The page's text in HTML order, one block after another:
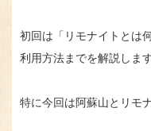
初回は「リモナイトとは
利用方法までを解説します
特に今回は阿蘇山とリモ